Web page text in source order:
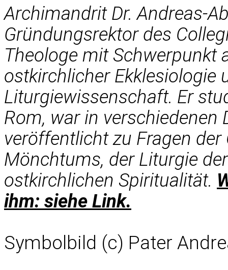
Archimandrit Dr. Andreas-
Gründungsrektor des
Theologe mit Schwerpunkt
ostkirchlicher Ekklesiologie
Liturgiewissenschaft. Er
Rom, war in
veröffentlicht zu Fragen der
Mönchtums, der Liturgie
ostkirchlichen Spiritualität.
ihm: siehe Link.
Symbolbild (c) Pater